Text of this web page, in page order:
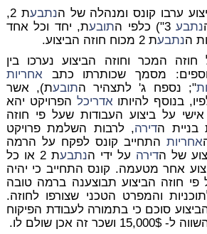
נתבע
ת 2,
נתבע3") כלפי ה תובעת, יחד וכל אחד
הנתבעת 2 מכוח חוזה הביצוע.
המכר וחוזה הביצוע נערכו בין
מסמך שכותרתו כתב אחריות
"; נספח ג' לתצהיר התובעת), אשר
בנוסף להיותו אדריכל הפרויקט יהא
על ביצוע העבודות שעל פי חוזה
בניית הדירה, לרבות השלמת פרויקט
אחריותהתחייב קונס לפקח על הרמה
של הדירה על ידי הנתבע
ת 2 או כל
אחר מטעמה. קונס התחייב כי יהיה
חוזה הביצוע תבוצענה ברמה טובה
והמפרט הטכני שצורפו לחוזה.
הביצוע סוכם כי בתמורה לעבודת הפיקוח
זה אכן שולם לו.